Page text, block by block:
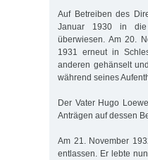
Auf Betreiben des
Januar 1930 in die
überwiesen. Am 20.
1931 erneut in
anderen gehänselt
während seines
Der Vater Hugo
Anträgen auf dessen
Am 21. November
entlassen. Er lebte